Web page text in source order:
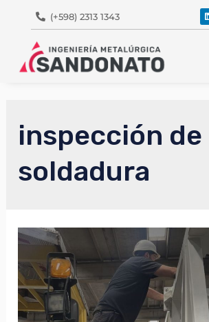
(+598) 2313 1343
inspección de
soldadura